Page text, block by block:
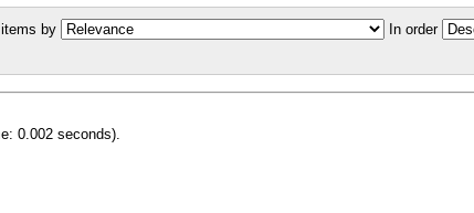
by In order
0.002 seconds).